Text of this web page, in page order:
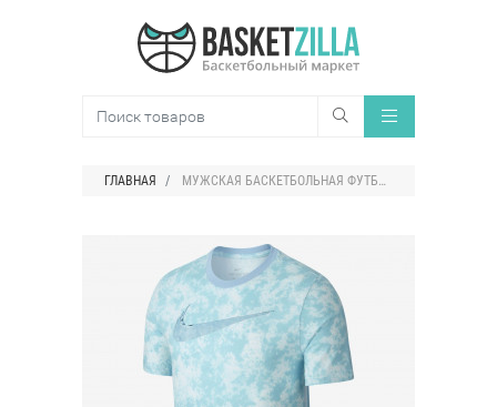
ГЛАВНАЯ МУЖСКАЯ БАСКЕТБОЛЬНАЯ ФУТБОЛКА С ПРИНТОМ NIKE DRI-FIT